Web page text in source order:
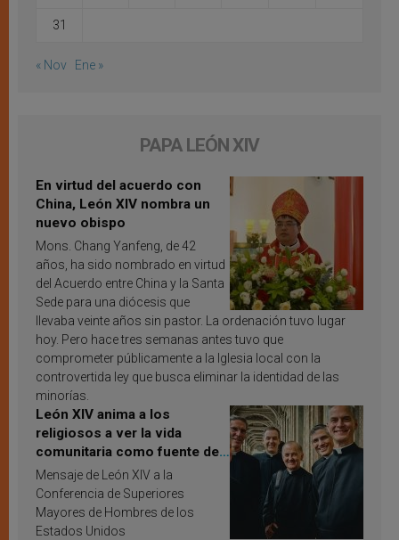
31
« Nov Ene »
PAPA LEÓN XIV
En virtud del acuerdo con
China, León XIV nombra un
nuevo obispo
Mons. Chang Yanfeng, de 42
años, ha sido nombrado en virtud
del Acuerdo entre China y la Santa
Sede para una diócesis que
llevaba veinte años sin pastor. La ordenación tuvo lugar
hoy. Pero hace tres semanas antes tuvo que
comprometer públicamente a la Iglesia local con la
controvertida ley que busca eliminar la identidad de las
minorías.
León XIV anima a los
religiosos a ver la vida
comunitaria como fuente de
inspiración y santificación
Mensaje de León XIV a la
Conferencia de Superiores
Mayores de Hombres de los
Estados Unidos